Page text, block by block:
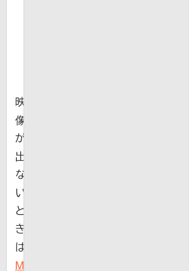
映
像
が
出
な
い
と
き
は
MyVideo